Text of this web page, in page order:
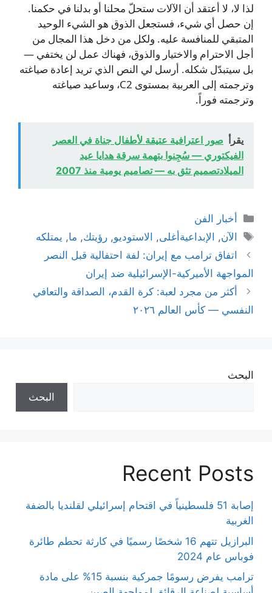
لذا لا، لا أعتقد أن الآلات ستحلّ محلنا أو بدلنا في حكمنا.
إن حصل أي شيء، فستجعل الذوق هو الشيء الوحيد
المتبقي للمنافسة عليه. ولكل من دخل هذا المجال من
أجل الاحترام والاختيار والذوق، فهناك عمل لن يختفي —
بل سيتبدّل شكله. أرسل لي النص الذي تريد إعادة صياغته
وترجمته إلى العربية بمستوى C2، وساعيد صياغته
وترجمته فوراً.
يقرأ صور اعترافية عتيقة لأطفال جناة في العصر
الفيكتوري — سُجِنوا بتهمة سرقة هدايا عيد
الميلادتصميم تثق به — تصاميم يومية منذ 2007
التصنيفات
أخبار الفن
الوسوم
الآن, الإبداعيةأغلى, الاستوديو,رؤيتك, ما, يمتلكه
اتفاق ترامب مع إيران: لفة احتفالية قبل النصر
المواجهة الأميركية-الإسرائيلية ضد إيران
أكثر من مجرد لعبة: كرة القدم، الصداقة والتعافي
النفسي — كأس العالم ٢٠٢٦
البحث
البحث
Recent Posts
إصابة 51 فلسطينياً في اقتحام إسرائيلي لقلنديا بالضفة
الغربية
البرازيل تتهم 16 شخصًا رسميًا في كارثة تحطم طائرة
فوباس عام 2024
ترامب يفرض رسومًا جمركية بنسبة 15% على مادة